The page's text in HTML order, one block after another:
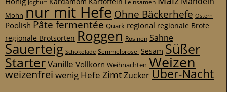
Joghurt Leinsamen
Mohn nur mit Hefe Ohne Bäckerhefe Ostern
Poolish Pâte fermentée Quark regional regionale Brote
regionale Brotsorten Roggen Rosinen Sahne
Sauerteig Schokolade Semmelbrösel Sesam Süßer
StarterVanille Vollkorn Weihnachten Weizen
weizenfrei wenig Hefe ZimtZuckerÜber-Nacht